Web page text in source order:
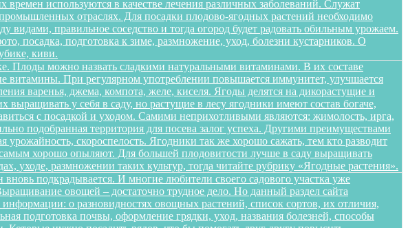
используются в качестве лечения различных заболеваний. Служат
отраслях. Для посадки плодово-ягодных растений необходимо
видами, правильное соседство и тогда огород будет радовать обильным урожаем.
посадка, подготовка к зиме, размножение, уход, болезни кустарников. О
киви.
Плоды можно назвать сладкими натуральными витаминами. В их составе
витамины. При регулярном употреблении повышается иммунитет, улучшается
варенья, джема, компота, желе, киселя. Ягоды делятся на дикорастущие и
у себя в саду, но растущие в лесу ягодники имеют состав богаче,
с посадкой и уходом. Самими неприхотливыми являются: жимолость, ирга,
подобранная территория для посева залог успеха. Другими преимуществами
скороспелость. Ягодники так же хорошо сажать, тем кто разводит
хорошо опыляют. Для большей плодовитости лучше в саду выращивать
уходе, размножении таких культур, тогда читайте рубрику «Ягодные растения».
подкрадывается. И многие любители своего садового участка уже
овощей – достаточно трудное дело. Но данный раздел сайта
о разновидностях овощных растений, список сортов, их отличия,
подготовка почвы, оформление грядки, уход, названия болезней, способы